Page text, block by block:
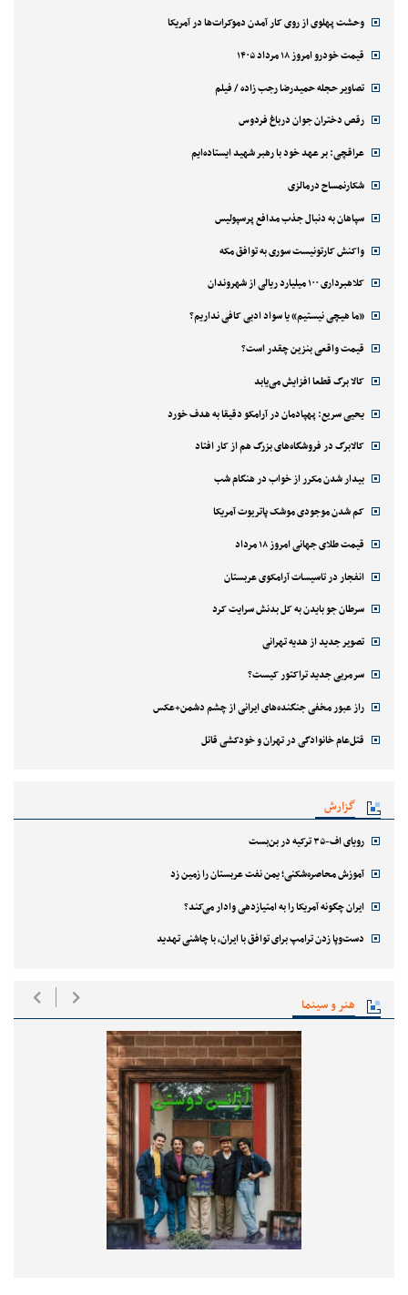
وحشت پهلوی از روی کار آمدن دموکرات‌ها در آمریکا
قیمت خودرو امروز ۱۸ مرداد ۱۴۰۵
تصاویر حجله حمیدرضا رجب زاده / فیلم
رقص دختران جوان درباغ فردوس
عراقچی: بر عهد خود با رهبر شهید ایستاده‌ایم
شکارنمساح درمالزی
سپاهان به دنبال جذب مدافع پرسپولیس
واکنش کارتونیست سوری به توافق مکه
کلاهبرداری ۱۰۰ میلیارد ریالی از شهروندان
«ما هیچی نیستیم» یا سواد ادبی کافی نداریم؟
قیمت واقعی بنزین چقدر است؟
کالا برگ قطعا افزایش می‌یابد
یحیی سریع: پهپادمان در آرامکو دقیقا به هدف خورد
کالابرگ در فروشگاه‌های بزرگ هم از کار افتاد
بیدار شدن مکرر از خواب در هنگام شب
کم شدن موجودی موشک پاتریوت آمریکا
قیمت طلای جهانی امروز ۱۸ مرداد
انفجار در تاسیسات آرامکوی عربستان
سرطان جو بایدن به کل بدنش سرایت کرد
تصویر جدید از هدیه تهرانی
سرمربی جدید تراکتور کیست؟
راز عبور مخفی جنگنده‌های ایرانی از چشم دشمن+عکس
قتل‌‌عام خانوادگی در تهران و خودکشی قاتل
گزارش
رویای اف-۳۵ ترکیه در بن‌بست
آموزش محاصره‌شکنی؛ یمن نفت عربستان را زمین زد
ایران چگونه آمریکا را به امتیازدهی وادار می‌کند؟
دست‌وپا زدن ترامپ برای توافق با ایران، با چاشنی تهدید
هنر و سینما